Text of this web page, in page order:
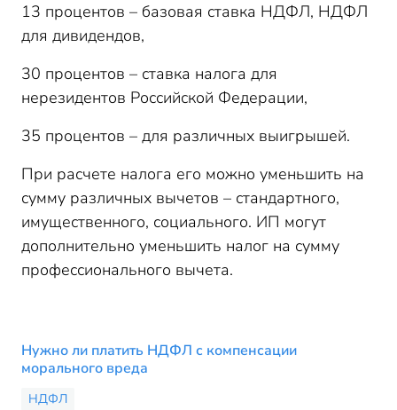
13 процентов – базовая ставка НДФЛ, НДФЛ
для дивидендов,
30 процентов – ставка налога для
нерезидентов Российской Федерации,
35 процентов – для различных выигрышей.
При расчете налога его можно уменьшить на
сумму различных вычетов – стандартного,
имущественного, социального. ИП могут
дополнительно уменьшить налог на сумму
профессионального вычета.
Нужно ли платить НДФЛ с компенсации
морального вреда
НДФЛ